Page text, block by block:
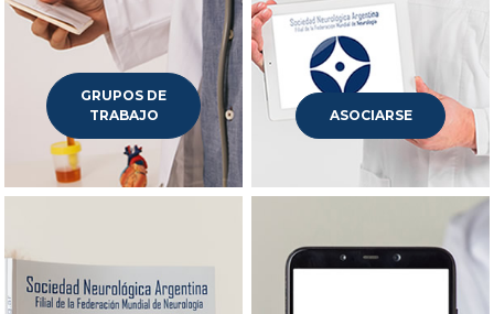
GRUPOS DE
TRABAJO
ASOCIARSE